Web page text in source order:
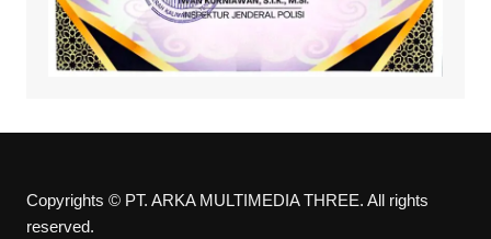
Copyrights © PT. ARKA MULTIMEDIA THREE. All rights
reserved.